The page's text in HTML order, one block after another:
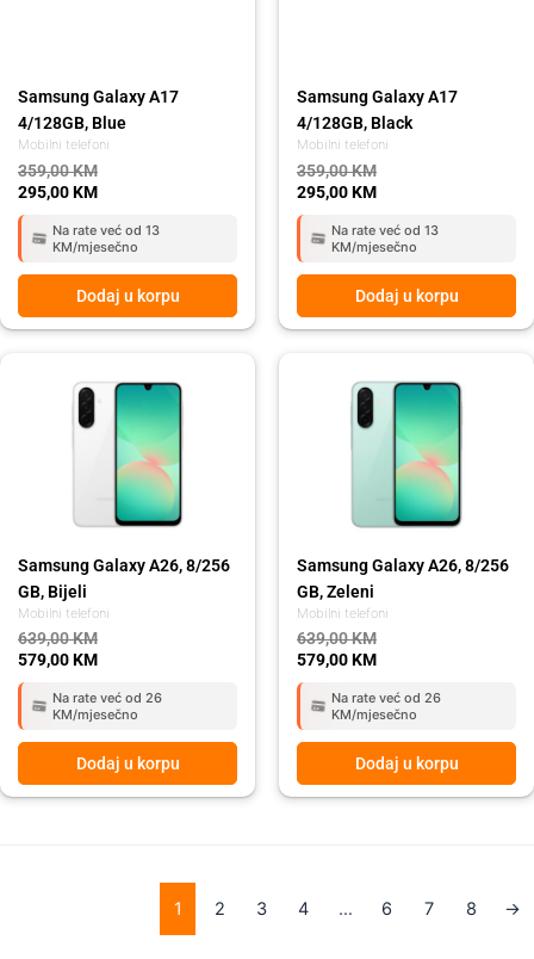
Mobilni telefoni
Samsung Galaxy A17
4/128GB, Blue
359,00KM
295,00KM
Na rate već od 13
KM/mjesečno
Dodaj u korpu
Mobilni telefoni
Samsung Galaxy A17
4/128GB, Black
359,00KM
295,00KM
Na rate već od 13
KM/mjesečno
Dodaj u korpu
Mobilni telefoni
Samsung Galaxy A26, 8/256
GB, Bijeli
639,00KM
639,00 KM.
579,00KM
579,00 KM.
Na rate već od 26
KM/mjesečno
Dodaj u korpu
Mobilni telefoni
Samsung Galaxy A26, 8/256
GB, Zeleni
639,00KM
639,00 KM.
579,00KM
579,00 KM.
Na rate već od 26
KM/mjesečno
Dodaj u korpu
1 2 3 4 … 6 7 8 →